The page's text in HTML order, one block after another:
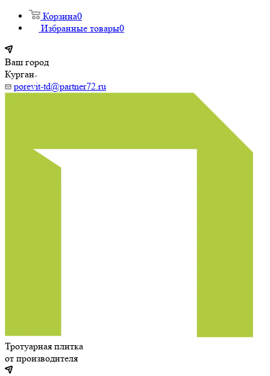
Корзина0
Избранные товары0
Ваш город
Курган
porevit-td@partner72.ru
Тротуарная плитка
от производителя